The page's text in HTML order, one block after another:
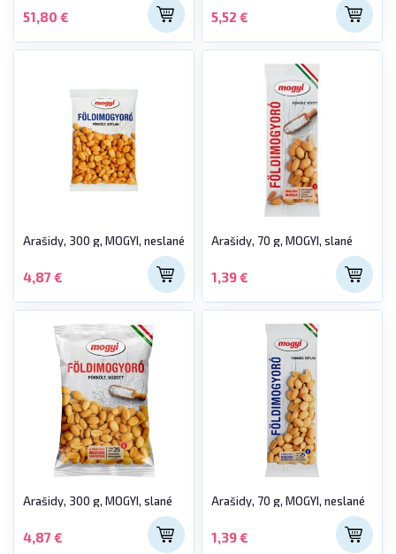
51,80 € 5,52 €
Arašidy, 300 g, MOGYI, neslané
4,87 €
Arašidy, 70 g, MOGYI, slané
1,39 €
Arašidy, 300 g, MOGYI, slané
4,87 €
Arašidy, 70 g, MOGYI, neslané
1,39 €